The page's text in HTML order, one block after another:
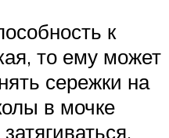
к
то ему может
сережки на
в мочке